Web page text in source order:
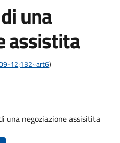
una
assistita
12;132~art6)
una negoziazione assisitita